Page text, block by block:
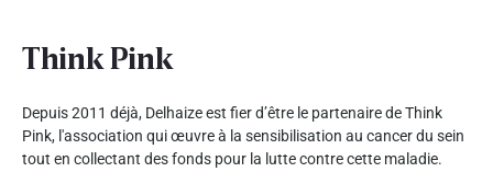
Think Pink
Depuis 2011 déjà, Delhaize est fier d’être le partenaire de Think
Pink, l'association qui œuvre à la sensibilisation au cancer du sein
tout en collectant des fonds pour la lutte contre cette maladie.